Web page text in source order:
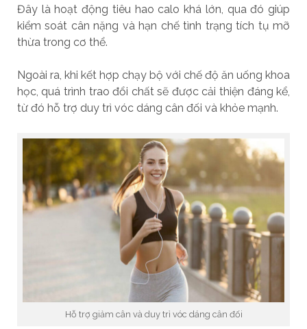
Đây là hoạt động tiêu hao calo khá lớn, qua đó giúp
kiểm soát cân nặng và hạn chế tình trạng tích tụ mỡ
thừa trong cơ thể.
Ngoài ra, khi kết hợp chạy bộ với chế độ ăn uống khoa
học, quá trình trao đổi chất sẽ được cải thiện đáng kể,
từ đó hỗ trợ duy trì vóc dáng cân đối và khỏe mạnh.
Hỗ trợ giảm cân và duy trì vóc dáng cân đối